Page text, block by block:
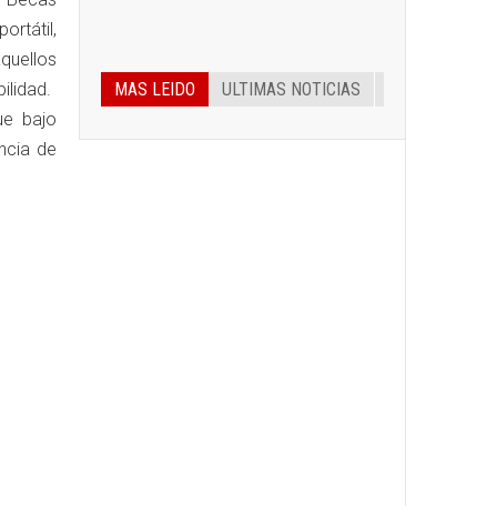
bajo
de
MAS LEIDO ULTIMAS NOTICIAS